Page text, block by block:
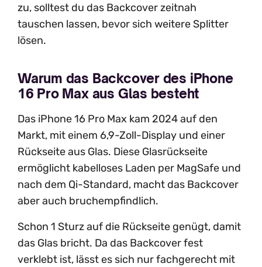
zu, solltest du das Backcover zeitnah
tauschen lassen, bevor sich weitere Splitter
lösen.
Warum das Backcover des iPhone
16 Pro Max aus Glas besteht
Das iPhone 16 Pro Max kam 2024 auf den
Markt, mit einem 6,9-Zoll-Display und einer
Rückseite aus Glas. Diese Glasrückseite
ermöglicht kabelloses Laden per MagSafe und
nach dem Qi-Standard, macht das Backcover
aber auch bruchempfindlich.
Schon 1 Sturz auf die Rückseite genügt, damit
das Glas bricht. Da das Backcover fest
verklebt ist, lässt es sich nur fachgerecht mit